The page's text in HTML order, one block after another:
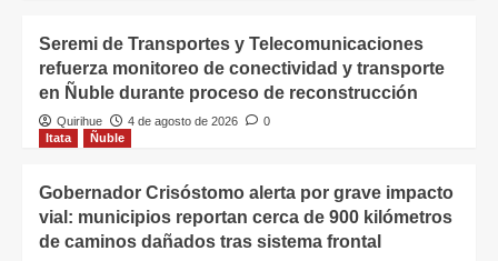
Seremi de Transportes y Telecomunicaciones
refuerza monitoreo de conectividad y transporte
en Ñuble durante proceso de reconstrucción
Quirihue 4 de agosto de 2026
0
Itata
Ñuble
Gobernador Crisóstomo alerta por grave impacto
vial: municipios reportan cerca de 900 kilómetros
de caminos dañados tras sistema frontal